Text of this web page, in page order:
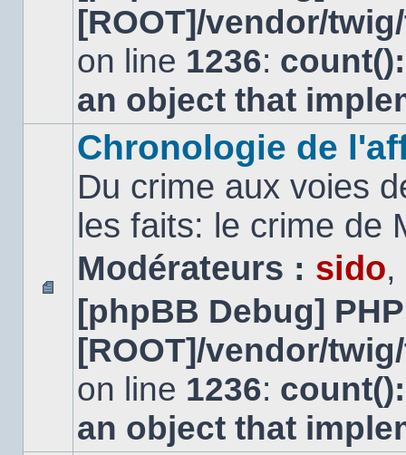
message
non
[ROOT]/vendor/
on line 1236:
an object that
Aucun
message
non
Chronologie de
Du crime aux voies
les faits: le crime de
Modérateurs : sido,
[phpBB Debug]
[ROOT]/vendor/
on line 1236:
an object that